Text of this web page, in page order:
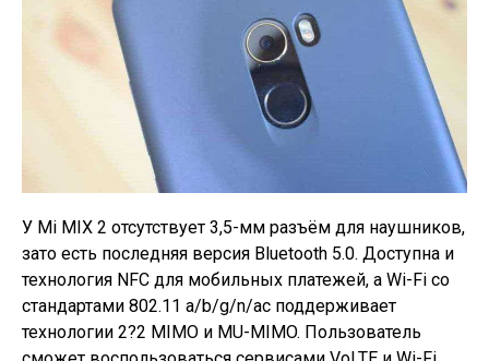
У Mi MIX 2 отсутствует 3,5-мм разъём для наушников,
зато есть последняя версия Bluetooth 5.0. Доступна и
технология NFC для мобильных платежей, а Wi-Fi со
стандартами 802.11 a/b/g/n/ac поддерживает
технологии 2?2 MIMO и MU-MIMO. Пользователь